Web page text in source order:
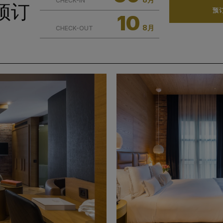
订
CHECK-OUT 10 8月
预